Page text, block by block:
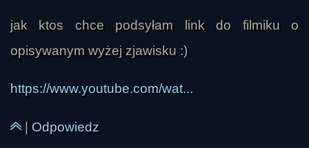
jak ktos chce podsyłam link do filmiku o
opisywanym wyżej zjawisku :)
https://www.youtube.com/wat...
Odpowiedz